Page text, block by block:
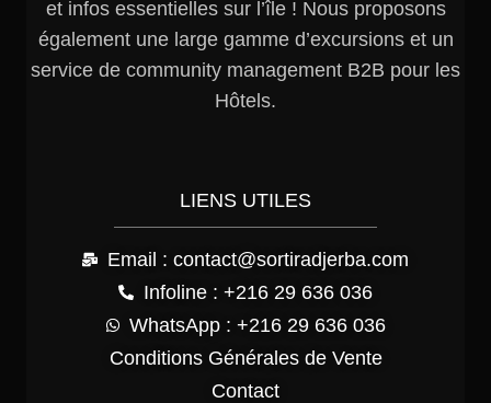
et infos essentielles sur l’île ! Nous proposons
également une large gamme d’excursions et un
service de community management B2B pour les
Hôtels.
LIENS UTILES
Email : contact@sortiradjerba.com
Infoline : +216 29 636 036
WhatsApp : +216 29 636 036
Conditions Générales de Vente
Contact